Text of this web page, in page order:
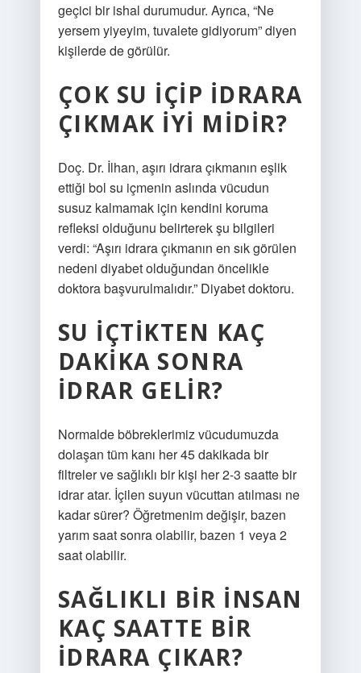
geçici bir ishal durumudur. Ayrıca, “Ne
yersem yiyeyim, tuvalete gidiyorum” diyen
kişilerde de görülür.
ÇOK SU IÇIP IDRARA
ÇIKMAK IYI MIDIR?
Doç. Dr. İlhan, aşırı idrara çıkmanın eşlik
ettiği bol su içmenin aslında vücudun
susuz kalmamak için kendini koruma
refleksi olduğunu belirterek şu bilgileri
verdi: “Aşırı idrara çıkmanın en sık görülen
nedeni diyabet olduğundan öncelikle
doktora başvurulmalıdır.” Diyabet doktoru.
SU IÇTIKTEN KAÇ
DAKIKA SONRA
IDRAR GELIR?
Normalde böbreklerimiz vücudumuzda
dolaşan tüm kanı her 45 dakikada bir
filtreler ve sağlıklı bir kişi her 2-3 saatte bir
idrar atar. İçilen suyun vücuttan atılması ne
kadar sürer? Öğretmenim değişir, bazen
yarım saat sonra olabilir, bazen 1 veya 2
saat olabilir.
SAĞLIKLI BIR INSAN
KAÇ SAATTE BIR
IDRARA ÇIKAR?